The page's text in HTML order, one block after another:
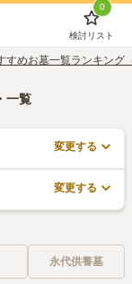
0
検討リスト
すめお墓一覧ランキング
一覧
変更する
変更する
永代供養墓